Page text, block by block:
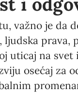
važno je da
prava,
uticaj na
osećaj za